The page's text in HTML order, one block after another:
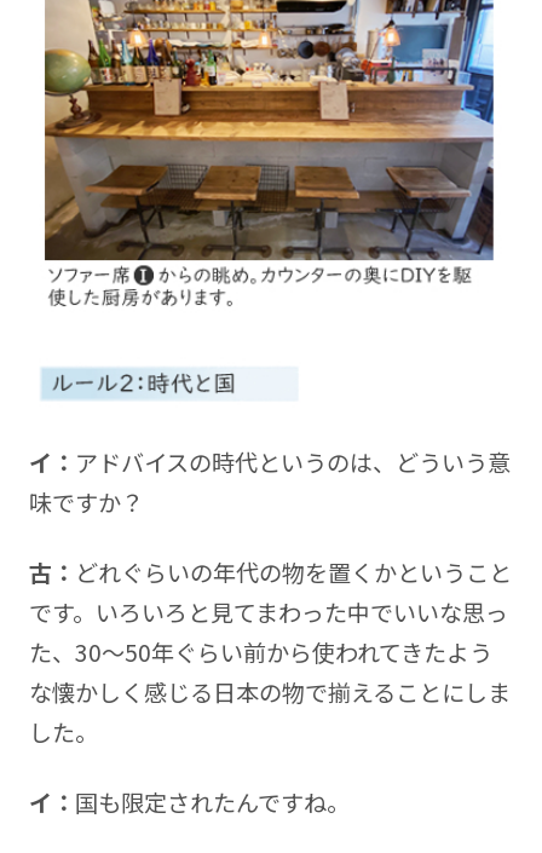
イ： アドバイスの時代というのは、どういう意
味ですか？
古： どれぐらいの年代の物を置くかということ
です。いろいろと見てまわった中でいいな思っ
た、30～50年ぐらい前から使われてきたよう
な懐かしく感じる日本の物で揃えることにしま
した。
イ： 国も限定されたんですね。